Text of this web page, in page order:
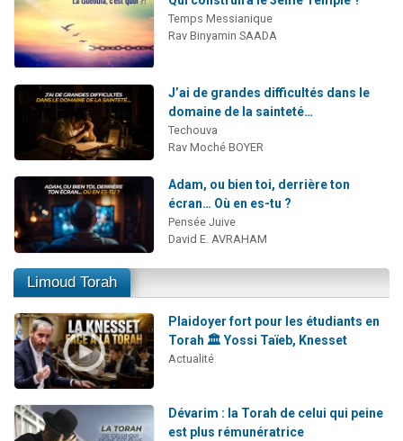
Temps Messianique
Rav Binyamin SAADA
J’ai de grandes difficultés dans le
domaine de la sainteté…
Techouva
Rav Moché BOYER
Adam, ou bien toi, derrière ton
écran… Où en es-tu ?
Pensée Juive
David E. AVRAHAM
Limoud Torah
Plaidoyer fort pour les étudiants en
Torah 🏛️ Yossi Taïeb, Knesset
Actualité
Dévarim : la Torah de celui qui peine
est plus rémunératrice